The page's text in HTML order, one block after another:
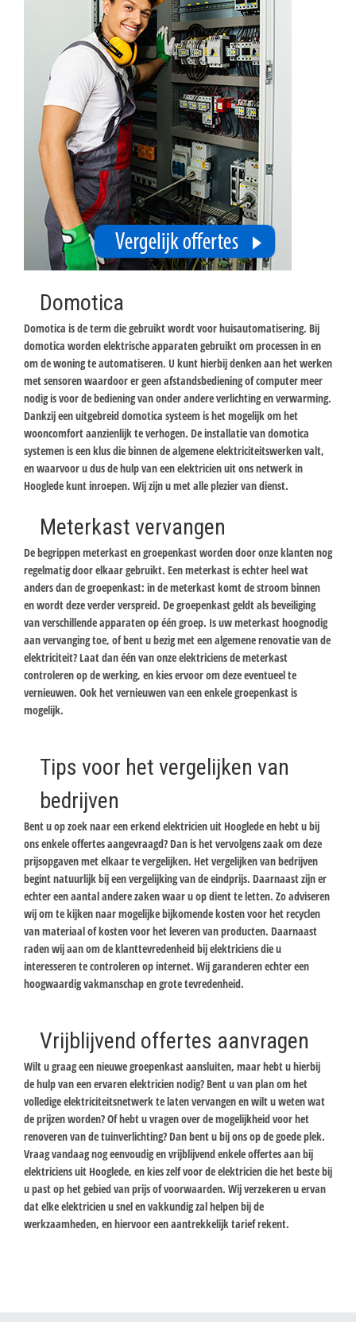
Domotica
Domotica is de term die gebruikt wordt voor huisautomatisering. Bij
domotica worden elektrische apparaten gebruikt om processen in en
om de woning te automatiseren. U kunt hierbij denken aan het werken
met sensoren waardoor er geen afstandsbediening of computer meer
nodig is voor de bediening van onder andere verlichting en verwarming.
Dankzij een uitgebreid domotica systeem is het mogelijk om het
wooncomfort aanzienlijk te verhogen. De installatie van domotica
systemen is een klus die binnen de algemene elektriciteitswerken valt,
en waarvoor u dus de hulp van een elektricien uit ons netwerk in
Hooglede kunt inroepen. Wij zijn u met alle plezier van dienst.
Meterkast vervangen
De begrippen meterkast en groepenkast worden door onze klanten nog
regelmatig door elkaar gebruikt. Een meterkast is echter heel wat
anders dan de groepenkast: in de meterkast komt de stroom binnen
en wordt deze verder verspreid. De groepenkast geldt als beveiliging
van verschillende apparaten op één groep. Is uw meterkast hoognodig
aan vervanging toe, of bent u bezig met een algemene renovatie van de
elektriciteit? Laat dan één van onze elektriciens de meterkast
controleren op de werking, en kies ervoor om deze eventueel te
vernieuwen. Ook het vernieuwen van een enkele groepenkast is
mogelijk.
Tips voor het vergelijken van
bedrijven
Bent u op zoek naar een erkend elektricien uit Hooglede en hebt u bij
ons enkele offertes aangevraagd? Dan is het vervolgens zaak om deze
prijsopgaven met elkaar te vergelijken. Het vergelijken van bedrijven
begint natuurlijk bij een vergelijking van de eindprijs. Daarnaast zijn er
echter een aantal andere zaken waar u op dient te letten. Zo adviseren
wij om te kijken naar mogelijke bijkomende kosten voor het recyclen
van materiaal of kosten voor het leveren van producten. Daarnaast
raden wij aan om de klanttevredenheid bij elektriciens die u
interesseren te controleren op internet. Wij garanderen echter een
hoogwaardig vakmanschap en grote tevredenheid.
Vrijblijvend offertes aanvragen
Wilt u graag een nieuwe groepenkast aansluiten, maar hebt u hierbij
de hulp van een ervaren elektricien nodig? Bent u van plan om het
volledige elektriciteitsnetwerk te laten vervangen en wilt u weten wat
de prijzen worden? Of hebt u vragen over de mogelijkheid voor het
renoveren van de tuinverlichting? Dan bent u bij ons op de goede plek.
Vraag vandaag nog eenvoudig en vrijblijvend enkele offertes aan bij
elektriciens uit Hooglede, en kies zelf voor de elektricien die het beste bij
u past op het gebied van prijs of voorwaarden. Wij verzekeren u ervan
dat elke elektricien u snel en vakkundig zal helpen bij de
werkzaamheden, en hiervoor een aantrekkelijk tarief rekent.